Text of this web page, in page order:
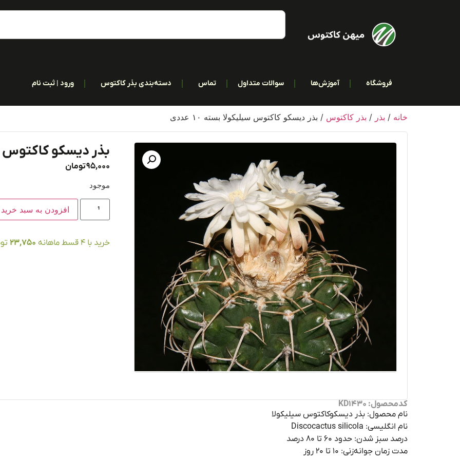
فروشگاه آموزش‌ها سوالات متداول تماس دسته‌بندی بذر کاکتوس ورود | ثبت نام
خانه / بذر / بذر کاکتوس / بذر دیسکو کاکتوس سیلیکولا بسته ۱۰ عددی
بذر دیسکو کاکتوس
95,000تومان
موجود
افزودن به سبد خرید
خرید با ۴ قسط ماهانه 23,750
کدمحصول: KD1430
نام محصول: بذر دیسکوکاکتوس سیلیکولا
نام انگلیسی: Discocactus silicola
درصد سبز شدن: حدود ۶۰ تا ۸۰ درصد
مدت زمان جوانه‌زنی: ۱۰ تا ۲۰ روز